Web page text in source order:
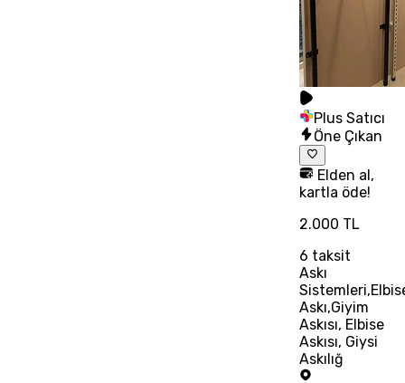
Plus Satıcı
Öne Çıkan
Elden al,
kartla öde!
2.000 TL
6 taksit
Askı
Askı,Giyim
Askısı, Elbise
Askısı, Giysi
Askılığ